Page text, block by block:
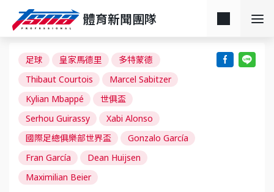
體育新聞團隊
足球 皇家馬德里
多特蒙德
Thibaut Courtois
Marcel Sabitzer
Kylian Mbappé
世俱盃
Serhou Guirassy
Xabi Alonso
國際足總俱樂部世界盃
Gonzalo García
Fran García
Dean Huijsen
Maximilian Beier